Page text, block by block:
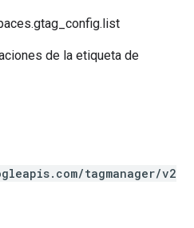
de la etiqueta de
tagmanager/v2